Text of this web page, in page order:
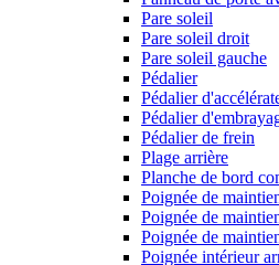
Pare soleil
Pare soleil droit
Pare soleil gauche
Pédalier
Pédalier
Pédalier
Pédalier de frein
Plage arrière
Planche de bord
Poignée de
Poignée de
Poignée de
Poignée intérieur